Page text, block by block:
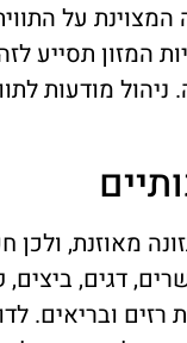
המצוינת על
המזון תסייע
מודעות
מאוזנת,
דגים, ביצים,
ובריאים.